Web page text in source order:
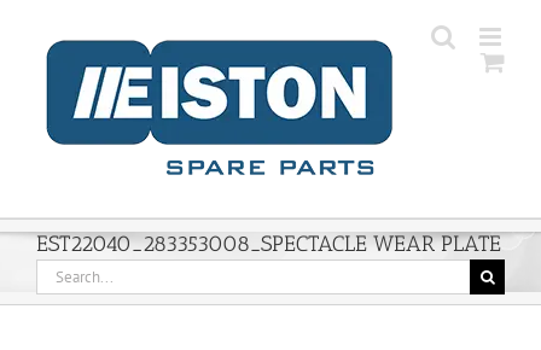
content
EST22040_283353008_SPECTACLE WEAR PLATE
Search
for: